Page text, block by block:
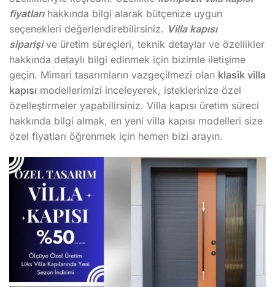
fiyatlarıhakkında bilgi alarak bütçenize uygun
seçenekleri değerlendirebilirsiniz. Villa kapısı
siparişive üretim süreçleri, teknik detaylar ve özellikler
hakkında detaylı bilgi edinmek için bizimle iletişime
geçin. Mimari tasarımların vazgeçilmezi olan klasik villa
kapısı modellerimizi inceleyerek, isteklerinize özel
özelleştirmeler yapabilirsiniz. Villa kapısı üretim süreci
hakkında bilgi almak, en yeni villa kapısı modelleri size
özel fiyatları öğrenmek için hemen bizi arayın.